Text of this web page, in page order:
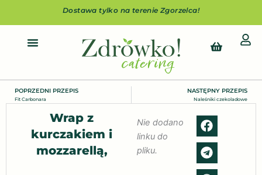
Dostawa tylko na terenie Zgorzelca!
Cart
Prev
POPRZEDNI PRZEPIS
Fit Carbonara
NASTĘPNY PRZEPIS
Naleśniki czekoladowe
Wrap z
kurczakiem i
mozzarellą,
Nie dodano
linku do
pliku.